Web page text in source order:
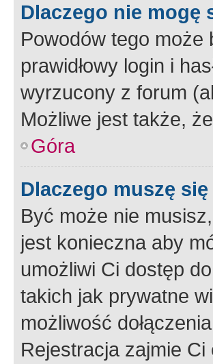
Dlaczego nie mogę
Powodów tego
prawidłowy login i
wyrzucony z forum
Możliwe jest także,
Góra
Dlaczego muszę
Być może nie
jest konieczna aby
umożliwi Ci dostęp
takich jak prywatne
możliwość
Rejestracja zajmie